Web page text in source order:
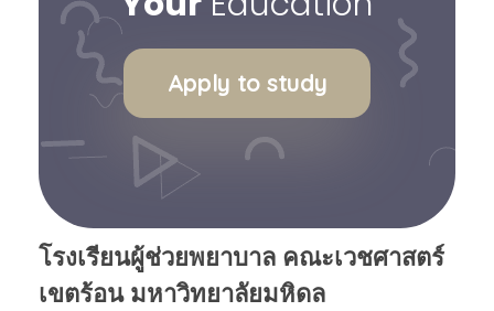
Apply to study
โรงเรียนผู้ช่วยพยาบาล คณะเวชศาสตร์
เขตร้อน มหาวิทยาลัยมหิดล